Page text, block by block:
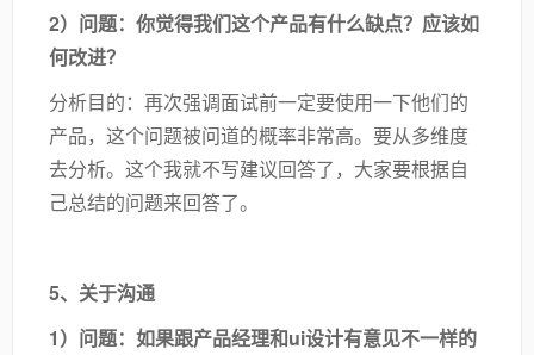
2）问题：你觉得我们这个产品有什么缺点？应该如
何改进？
分析目的：再次强调面试前一定要使用一下他们的
产品，这个问题被问道的概率非常高。要从多维度
去分析。这个我就不写建议回答了，大家要根据自
己总结的问题来回答了。
5、关于沟通
1）问题：如果跟产品经理和ui设计有意见不一样的